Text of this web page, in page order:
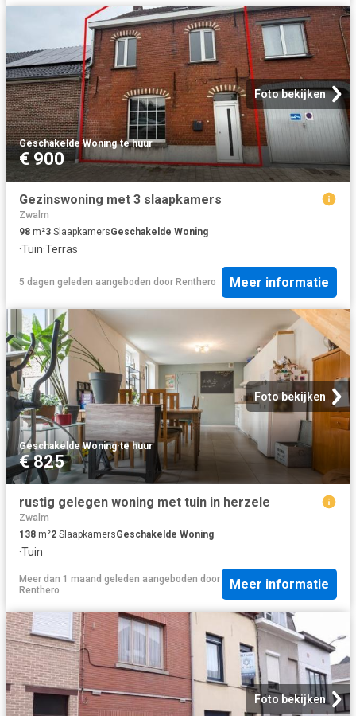
Foto bekijken
Geschakelde Woning·te huur
€ 900
Gezinswoning met 3 slaapkamers
Zwalm
98 m²3 SlaapkamersGeschakelde Woning
·Tuin·Terras
5 dagen geleden aangeboden door Renthero Meer informatie
Foto bekijken
Geschakelde Woning·te huur
€ 825
rustig gelegen woning met tuin in herzele
Zwalm
138 m²2 SlaapkamersGeschakelde Woning
·Tuin
Meer dan 1 maand geleden aangeboden door
Renthero
Meer informatie
Foto bekijken